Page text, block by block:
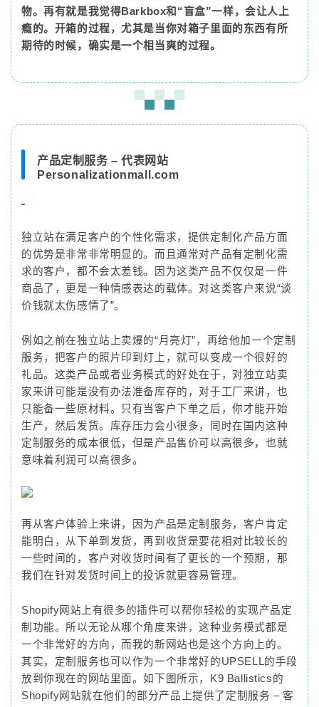
物。再有就是我觉得Barkbox和“盲盒”一样，会让人上
瘾的。开箱的过程，尤其是当你对箱子里面的东西有所
期待的时候，确实是一个相当爽的过程。
但是要注意哦，虽然导出的这个步骤很简单，但真正
麻烦的是填写，如果填写不正确的话重新导入的时候
凛冬将至，但我们的心里，依然有春天。我们的心
灵，依然会因为绝对而纯粹的美好，而颤动，哪怕这
些美好，是那么的微小。今天我们带来两本小书，外
在静默内在满溢，希望这些温暖的词语和画面，这些
花儿，小鸟，草地和精灵，可以陪伴你，度过那些寒
●数思 跨境电商一站式企业服务平台●
产品定制服务 – 代表网站
Personalizationmall.com
独立站在满足客户的个性化需求，提供定制化产品方面
的优势是非常非常明显的。而且通常对产品有定制化需
求的客户，都不会太差钱。因为这类产品不仅仅是一件
商品了，更是一种情感表达的载体。对这类客户来说“谈
价钱就太伤感情了”。
例如之前在独立站上卖爆的“月亮灯”，再给他加一个定制
服务，把客户的照片印到灯上，就可以变成一个很好的
礼品。这类产品或者业务模式的好处在于，对独立站卖
家来讲可能是没有办法准备库存的，对于工厂来讲，也
只能备一些原材料。只有当客户下单之后，你才能开始
生产，然后发货。库存压力会小很多，同时在国内这种
定制服务的成本很低，但是产品售价可以高很多，也就
意味着利润可以高很多。
再从客户体验上来讲，因为产品是定制服务，客户肯定
能明白，从下单到发货，再到收货是要花相对比较长的
一些时间的，客户对收货时间有了更长的一个预期，那
我们在针对发货时间上的投诉就更容易管理。
Shopify网站上有很多的插件可以帮你轻松的实现产品定
制功能。所以无论从哪个角度来讲，这种业务模式都是
一个非常好的方向，而我的新网站也是这个方向上的。
其实，定制服务也可以作为一个非常好的UPSELL的手段
放到你现在的网站里面。如下图所示，K9 Ballistics的
Shopify网站就在他们的部分产品上提供了定制服务 – 客